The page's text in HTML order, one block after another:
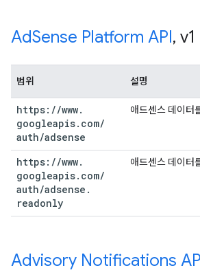
AdSense Platform API, v1
범위 설명
https: //www.
googleapis. com/
auth/adsense
애드센스 데이터
https: //www.
googleapis. com/
auth/adsense .
readonly
애드센스 데이터
Advisory Notifications